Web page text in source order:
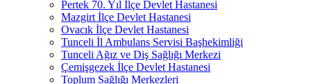
Pertek 70. Yıl İlçe Devlet Hastanesi
Mazgirt İlçe Devlet Hastanesi
Ovacık İlçe Devlet Hastanesi
Tunceli İl Ambulans Servisi Başhekimliği
Tunceli Ağız ve Diş Sağlığı Merkezi
Çemişgezek İlçe Devlet Hastanesi
Toplum Sağlığı Merkezleri